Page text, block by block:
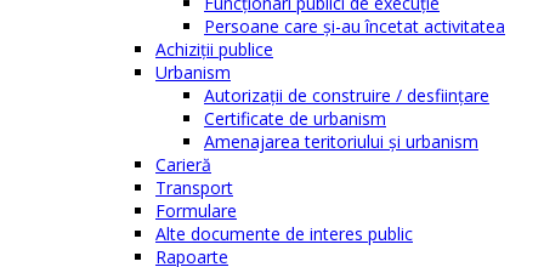
Persoane care şi-au încetat activitatea
Achiziţii publice
Urbanism
Autorizații de construire / desființare
Certificate de urbanism
Amenajarea teritoriului şi urbanism
Carieră
Transport
Formulare
Alte documente de interes public
Rapoarte